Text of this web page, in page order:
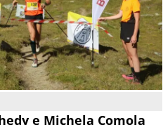
e Michela Comola